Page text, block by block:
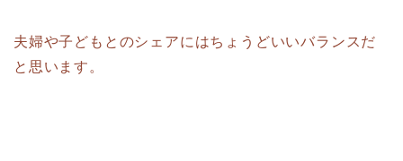
夫婦や子どもとのシェアにはちょうどいいバランスだ
と思います。